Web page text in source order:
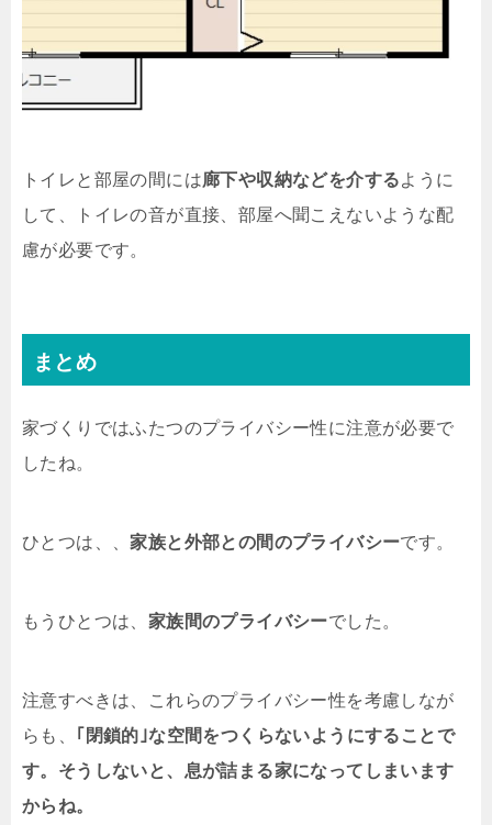
トイレと部屋の間には廊下や収納などを介するように
して、トイレの音が直接、部屋へ聞こえないような配
慮が必要です。
まとめ
家づくりではふたつのプライバシー性に注意が必要で
したね。
ひとつは、、 家族と外部との間のプライバシーです。
もうひとつは、 家族間のプライバシーでした。
注意すべきは、これらのプライバシー性を考慮しなが
らも、
｢閉鎖的｣な空間をつくらないようにすることで
す。そうしないと、息が詰まる家になってしまいます
からね。